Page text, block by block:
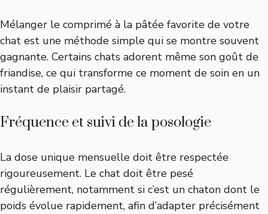
Mélanger le comprimé à la pâtée favorite de votre
chat est une méthode simple qui se montre souvent
gagnante. Certains chats adorent même son goût de
friandise, ce qui transforme ce moment de soin en un
instant de plaisir partagé.
Fréquence et suivi de la posologie
La dose unique mensuelle doit être respectée
rigoureusement. Le chat doit être pesé
régulièrement, notamment si c’est un chaton dont le
poids évolue rapidement, afin d’adapter précisément